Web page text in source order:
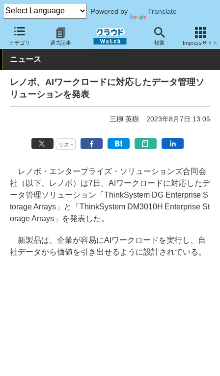
Powered by Translate
カテゴリ 過去記事 検索 Impressサイト
クラウド Watch ハード・インフラ ハードウェア ストレージ
ニュース
レノボ、AIワークロードに対応したデータ管理ソ
リューションを発表
三柳 英樹 2023年8月7日 13:05
リスト
レノボ・エンタープライズ・ソリューションズ合同会
社（以下、レノボ）は7日、AIワークロードに対応したデ
ータ管理ソリューション「ThinkSystem DG Enterprise S
torage Arrays」と「ThinkSystem DM3010H Enterprise St
orage Arrays」を発表した。
新製品は、企業が容易にAIワークロードを実行し、自
社データから価値を引き出せるように設計されている。